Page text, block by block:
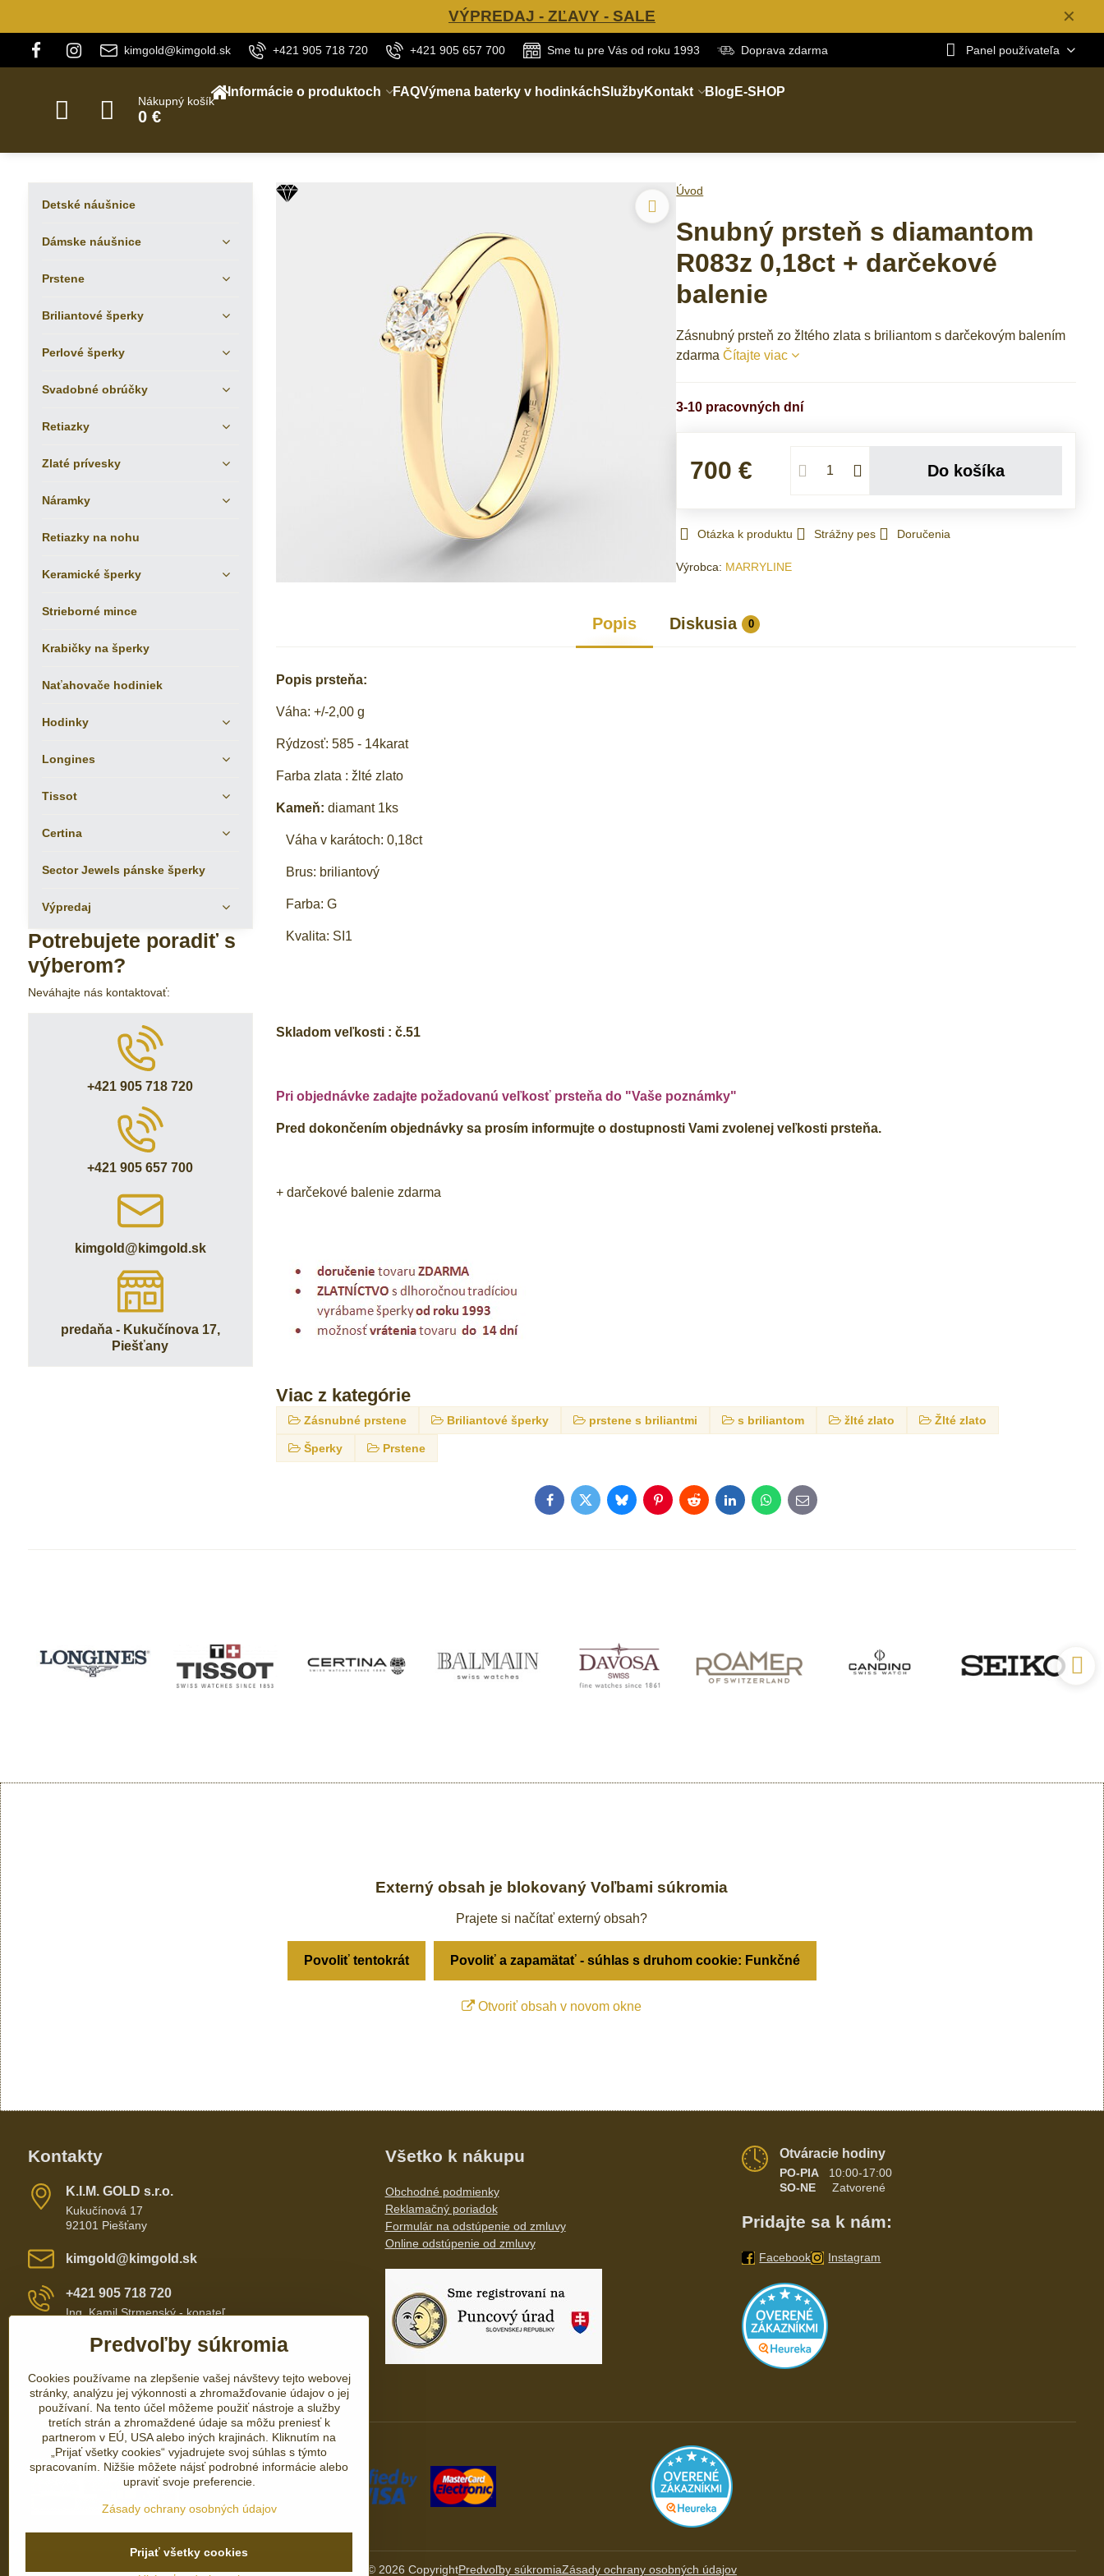
✕
VÝPREDAJ - ZĽAVY - SALE
kimgold@kimgold.sk +421 905 718 720 +421 905 657 700 Sme tu pre Vás od roku 1993 Doprava zdarma Panel používateľa
Nákupný košík
0 €
Informácie o produktoch FAQVýmena baterky v hodinkáchSlužbyKontakt Blog E-SHOP
Úvod
Snubný prsteň s diamantom
R083z 0,18ct + darčekové
balenie
Zásnubný prsteň zo žltého zlata s briliantom s darčekovým balením
zdarmaČítajte viac
3-10 pracovných dní
700 € Do košíka
Otázka k produktu Strážny pes Doručenia
Výrobca: MARRYLINE
Popis Diskusia 0
Popis prsteňa:
Váha: +/-2,00 g
Rýdzosť: 585 - 14karat
Farba zlata : žlté zlato
Kameň: diamant 1ks
Váha v karátoch: 0,18ct
Brus: briliantový
Farba: G
Kvalita: SI1
Skladom veľkosti : č.51
Pri objednávke zadajte požadovanú veľkosť prsteňa do "Vaše poznámky"
Pred dokončením objednávky sa prosím informujte o dostupnosti Vami zvolenej veľkosti prsteňa.
+ darčekové balenie zdarma
Viac z kategórie
Zásnubné prstene Briliantové šperky prstene s briliantmi s briliantom žlté zlato Žlté zlato
Šperky Prstene
FacebookTwitterBlueskyPinterestRedditLinkedInWhatsApp
E-
mail
Detské náušnice
Dámske náušnice
Prstene
Briliantové šperky
Perlové šperky
Svadobné obrúčky
Retiazky
Zlaté prívesky
Náramky
Retiazky na nohu
Keramické šperky
Strieborné mince
Krabičky na šperky
Naťahovače hodiniek
Hodinky
Longines
Tissot
Certina
Sector Jewels pánske šperky
Výpredaj
Potrebujete poradiť s
výberom?
Neváhajte nás kontaktovať:
+421 905 718 720
+421 905 657 700
kimgold​@kimgold​.sk
predaňa - Kukučínova 17,
Piešťany
Externý obsah je blokovaný Voľbami súkromia
Prajete si načítať externý obsah?
Povoliť tentokrát Povoliť a zapamätať - súhlas s druhom cookie: Funkčné
Otvoriť obsah v novom okne
Kontakty
K​​.I​​.M​​. GOLD s​​.r​​.o​​.
Kukučínová 17
92101 Piešťany
kimgold​@kimgold​.sk
+421 905 718 720
Ing. Kamil Strmenský - konateľ
+421 905 657 700
+421 337 735 110
Všetko k nákupu
Obchodné podmienky
Reklamačný poriadok
Formulár na odstúpenie od zmluvy
Online odstúpenie od zmluvy
Otváracie hodiny
PO-PIA
10:00-17:00
SO-NE Zatvorené
Pridajte sa k nám:
Facebook Instagram
© 2026 CopyrightPredvoľby súkromiaZásady ochrany osobných údajov
Predvoľby súkromia
Cookies používame na zlepšenie vašej návštevy tejto webovej
stránky, analýzu jej výkonnosti a zhromažďovanie údajov o jej
používaní. Na tento účel môžeme použiť nástroje a služby
tretích strán a zhromaždené údaje sa môžu preniesť k
partnerom v EÚ, USA alebo iných krajinách. Kliknutím na
„Prijať všetky cookies“ vyjadrujete svoj súhlas s týmto
spracovaním. Nižšie môžete nájsť podrobné informácie alebo
upraviť svoje preferencie.
Zásady ochrany osobných údajov
Prijať všetky cookies